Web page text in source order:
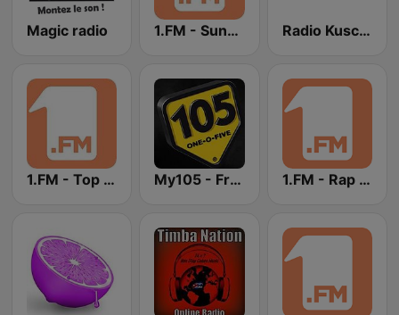
Magic radio 1.FM - Sunshine Radio Kuschelrock
1.FM - Top Rap My105 - French Hits 1.FM - Rap Pregame